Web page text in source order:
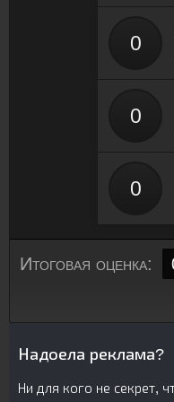
Итоговая оценка:
Надоела реклама?
Ни для кого не секрет,